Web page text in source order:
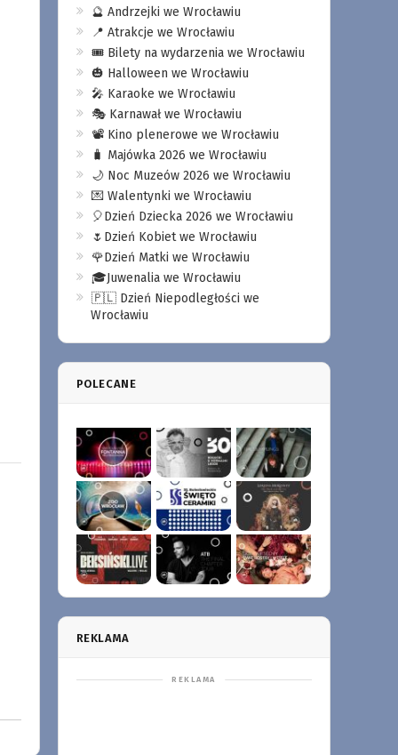
🔮 Andrzejki we Wrocławiu
📍 Atrakcje we Wrocławiu
🎟️ Bilety na wydarzenia we Wrocławiu
🎃 Halloween we Wrocławiu
🎤 Karaoke we Wrocławiu
🎭 Karnawał we Wrocławiu
📽️ Kino plenerowe we Wrocławiu
🧳 Majówka 2026 we Wrocławiu
🌙 Noc Muzeów 2026 we Wrocławiu
💌 Walentynki we Wrocławiu
🎈Dzień Dziecka 2026 we Wrocławiu
🌷Dzień Kobiet we Wrocławiu
🌹Dzień Matki we Wrocławiu
🎓Juwenalia we Wrocławiu
🇵🇱 Dzień Niepodległości we
Wrocławiu
POLECANE
REKLAMA